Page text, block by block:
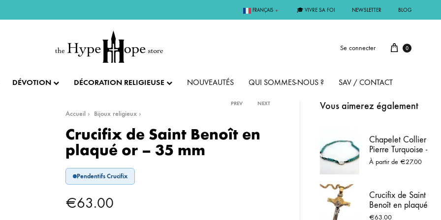
FRANÇAIS ▼ 🎓 VIVRE SA FOI NEWSLETTER BLOG
Se connecter 0
COLLECTION IMPÉRIALE
AUTRES BIJOUX
BAGUES
DÉVOTION
FÊTES ET LITURGIE
💝 SAINT VALENTIN
✝️ PÂQUES ET SEMAINE SAINTE
SACREMENTS
CADEAU DE BAPTÊME
DÉCORATION RELIGIEUSE NOUVEAUTÉS QUI SOMMES-NOUS ? SAV / CONTACT
Accueil Bijoux religieux
PREV NEXT
Crucifix de Saint Benoît en
plaqué or – 35 mm
Pendentifs Crucifix
€63.00
Vous aimerez également
Chapelet Collier
Pierre Turquoise -
Saint Benoit
À partir de €27.00
Crucifix de Saint
Benoît en plaqué
or et argenté – 35
€63.00